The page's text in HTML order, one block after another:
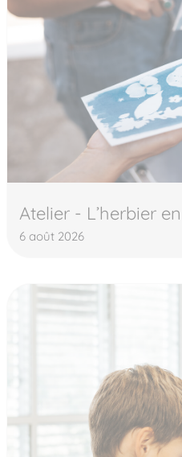
Atelier - L’herbier
6 août 2026